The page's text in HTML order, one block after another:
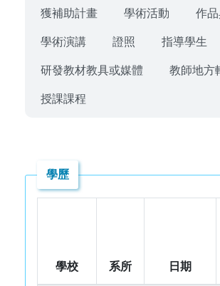
獲補助計畫 學術活動 作
學術演講 證照 指導學生
研發教材教具或媒體 教師地方
授課課程
學歷
學校 系所 日期